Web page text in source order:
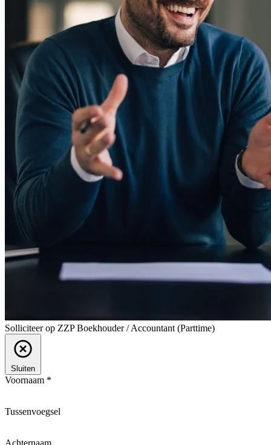
Solliciteer op ZZP Boekhouder / Accountant (Parttime)
Sluiten
Voornaam *
Tussenvoegsel
Achternaam